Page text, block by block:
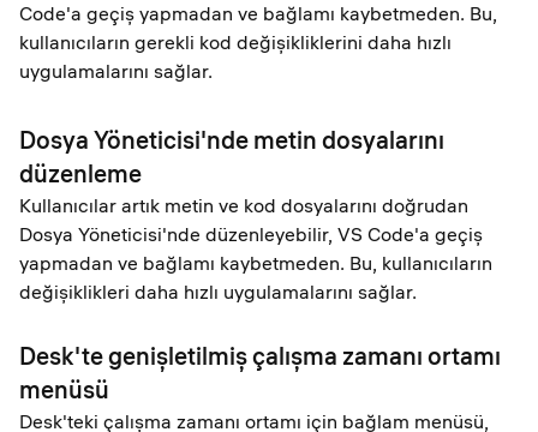
Code'a geçiş yapmadan ve bağlamı kaybetmeden. Bu,
kullanıcıların gerekli kod değişikliklerini daha hızlı
uygulamalarını sağlar.
Dosya Yöneticisi'nde metin dosyalarını
düzenleme
Kullanıcılar artık metin ve kod dosyalarını doğrudan
Dosya Yöneticisi'nde düzenleyebilir, VS Code'a geçiş
yapmadan ve bağlamı kaybetmeden. Bu, kullanıcıların
değişiklikleri daha hızlı uygulamalarını sağlar.
Desk'te genişletilmiş çalışma zamanı ortamı
menüsü
Desk'teki çalışma zamanı ortamı için bağlam menüsü,